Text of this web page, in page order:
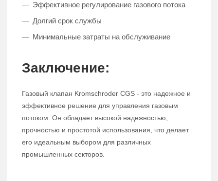
Эффективное регулирование газового потока
Долгий срок службы
Минимальные затраты на обслуживание
Заключение:
Газовый клапан Kromschroder CGS - это надежное и
эффективное решение для управления газовым
потоком. Он обладает высокой надежностью,
прочностью и простотой использования, что делает
его идеальным выбором для различных
промышленных секторов.